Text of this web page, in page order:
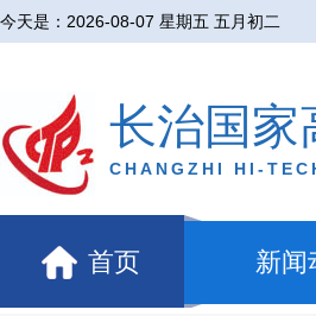
今天是： 2026-08-07 星期五 五月初二
长治国家
CHANGZHI HI-
首页 新闻